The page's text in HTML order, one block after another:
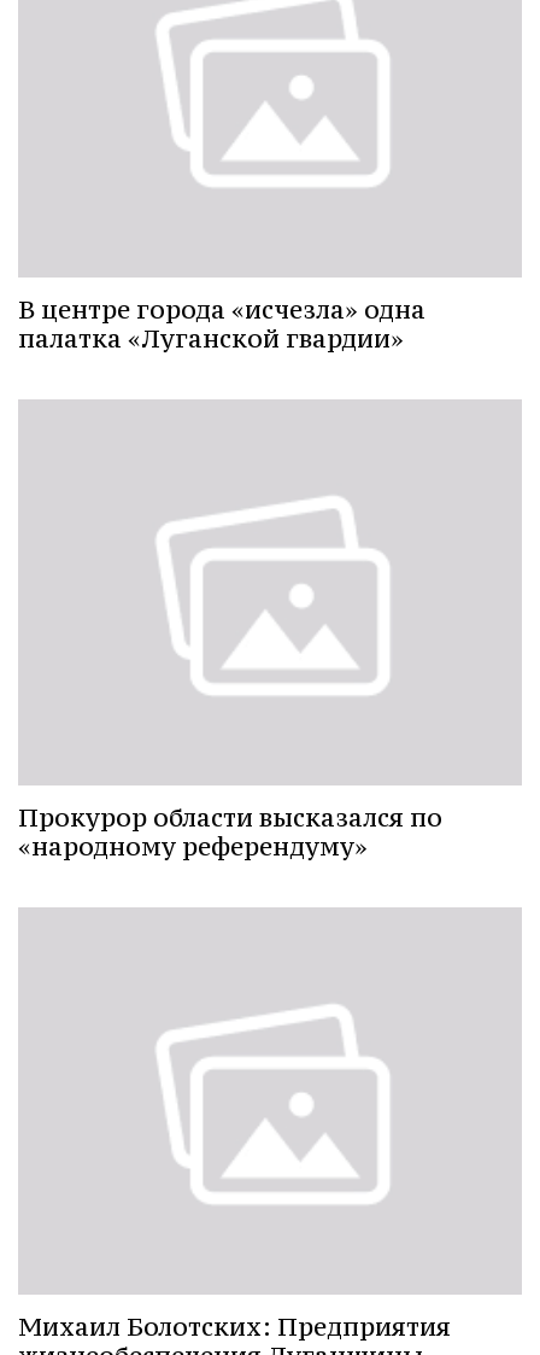
В центре города «исчезла» одна
палатка «Луганской гвардии»
Прокурор области высказался по
«народному референдуму»
Михаил Болотских: Предприятия